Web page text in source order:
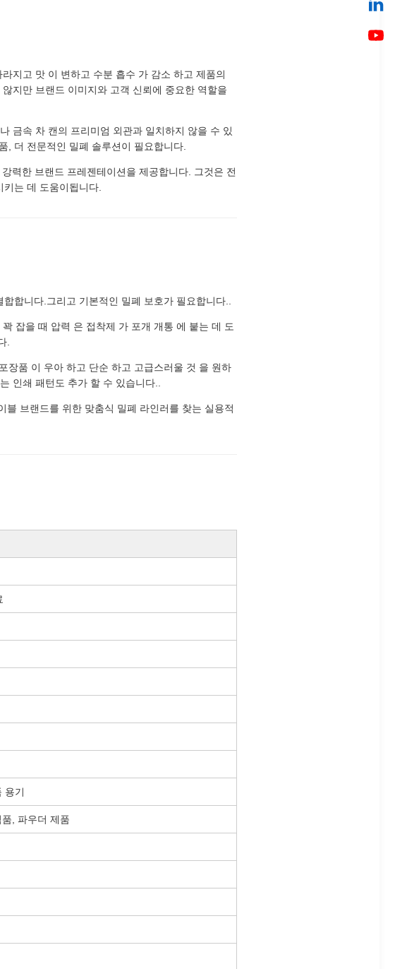
지고 맛 이 변하고 수분 흡수 가 감소 하고 제품의
지만 브랜드 이미지와 고객 신뢰에 중요한 역할을
금속 차 캔의 프리미엄 외관과 일치하지 않을 수 있
, 더 전문적인 밀폐 솔루션이 필요합니다.
력한 브랜드 프레젠테이션을 제공합니다. 그것은 전
는 데 도움이됩니다.
합니다.그리고 기본적인 밀폐 보호가 필요합니다..
잡을 때 압력 은 접착제 가 포개 개통 에 붙는 데 도
.
장품 이 우아 하고 단순 하고 고급스러울 것 을 원하
인쇄 패턴도 추가 할 수 있습니다..
브랜드를 위한 맞춤식 밀폐 라인러를 찾는 실용적
용기
, 파우더 제품